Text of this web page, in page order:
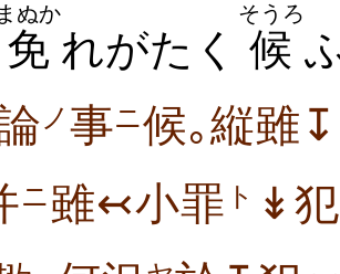
免
まぬか
れがたく 候
そうろ
ノ 事ニ候｡縦雖
ニ雖↢小罪 ト ↡